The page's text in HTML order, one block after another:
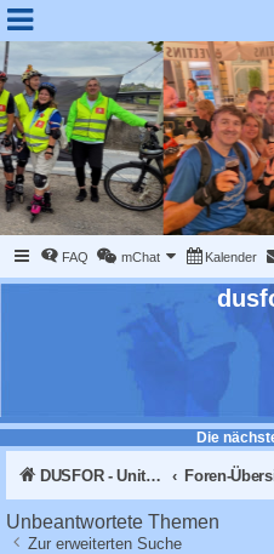
FAQ mChat Kalender
Die
DUSFOR - United Sk8 Nations :: Inline skaten in Düsseldorf Foren-
Unbeantwortete Themen
Zur erweiterten Suche